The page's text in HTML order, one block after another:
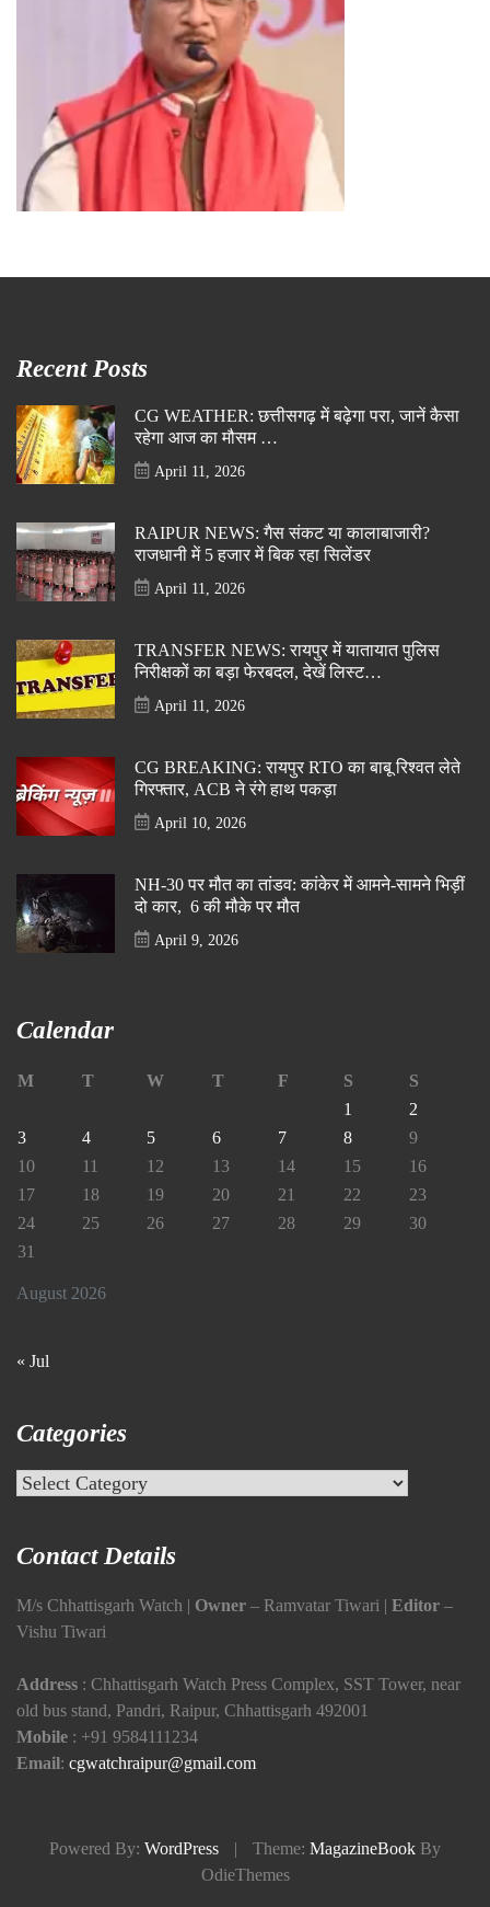
Recent Posts
CG WEATHER: छत्तीसगढ़ में बढ़ेगा परा, जानें कैसा
रहेगा आज का मौसम …
April 11, 2026
RAIPUR NEWS: गैस संकट या कालाबाजारी?
राजधानी में 5 हजार में बिक रहा सिलेंडर
April 11, 2026
TRANSFER NEWS: रायपुर में यातायात पुलिस
निरीक्षकों का बड़ा फेरबदल, देखें लिस्ट…
April 11, 2026
CG BREAKING: रायपुर RTO का बाबू रिश्वत लेते
गिरफ्तार, ACB ने रंगे हाथ पकड़ा
April 10, 2026
NH-30 पर मौत का तांडव: कांकेर में आमने-सामने भिड़ीं
दो कार, 6 की मौके पर मौत
April 9, 2026
Calendar
August 2026
M T W T F S
S
1
2
3
4 5 6 7 8
9
10
11 12 13 14 15
16
17
18 19 20 21 22
23
24
25 26 27 28 29
30
31
« Jul
Categories
Categories
Contact Details
M/s Chhattisgarh Watch | Owner – Ramvatar Tiwari | Editor –
Vishu Tiwari
Address : Chhattisgarh Watch Press Complex, SST Tower, near
old bus stand, Pandri, Raipur, Chhattisgarh 492001
Mobile : +91 9584111234
Email: cgwatchraipur@gmail.com
Powered By: WordPress | Theme: MagazineBook By
OdieThemes